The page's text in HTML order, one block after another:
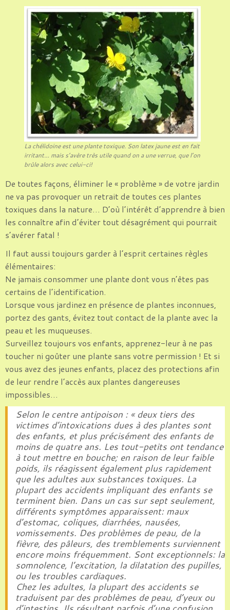
La chélidoine est une plante toxique. Son latex jaune est en fait
irritant… mais s’avère très utile quand on a une verrue, que l’on
brûle alors avec celui-ci!
De toutes façons, éliminer le « problème » de votre jardin
ne va pas provoquer un retrait de toutes ces plantes
toxiques dans la nature… D’où l’intérêt d’apprendre à bien
les connaître afin d’éviter tout désagrément qui pourrait
s’avérer fatal !
Il faut aussi toujours garder à l’esprit certaines règles
élémentaires:
Ne jamais consommer une plante dont vous n’êtes pas
certains de l’identification.
Lorsque vous jardinez en présence de plantes inconnues,
portez des gants, évitez tout contact de la plante avec la
peau et les muqueuses.
Surveillez toujours vos enfants, apprenez-leur à ne pas
toucher ni goûter une plante sans votre permission ! Et si
vous avez des jeunes enfants, placez des protections afin
de leur rendre l’accès aux plantes dangereuses
impossibles…
Selon le centre antipoison : « deux tiers des
victimes d’intoxications dues à des plantes sont
des enfants, et plus précisément des enfants de
moins de quatre ans. Les tout-petits ont tendance
à tout mettre en bouche; en raison de leur faible
poids, ils réagissent également plus rapidement
que les adultes aux substances toxiques. La
plupart des accidents impliquant des enfants se
terminent bien. Dans un cas sur sept seulement,
différents symptômes apparaissent: maux
d’estomac, coliques, diarrhées, nausées,
vomissements. Des problèmes de peau, de la
fièvre, des pâleurs, des tremblements surviennent
encore moins fréquemment. Sont exceptionnels: la
somnolence, l’excitation, la dilatation des pupilles,
ou les troubles cardiaques.
Chez les adultes, la plupart des accidents se
traduisent par des problèmes de peau, d’yeux ou